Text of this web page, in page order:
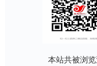
本站共被浏